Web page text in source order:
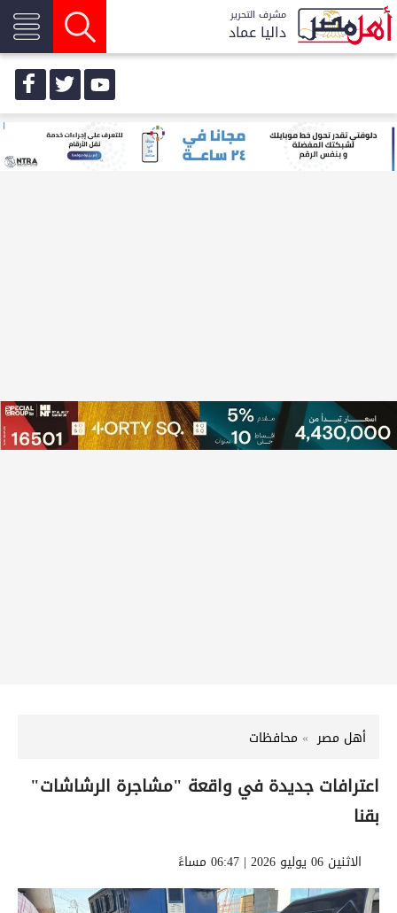
مشرف التحرير
داليا عماد
أهل مصر محافظات
اعترافات جديدة في واقعة "مشاجرة الرشاشات"
بقنا
الاثنين 06 يوليو 2026 | 06:47 مساءً